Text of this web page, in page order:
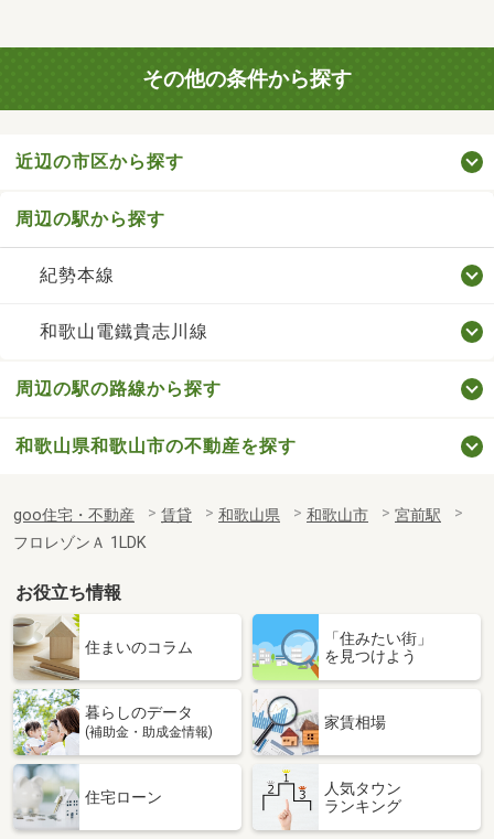
その他の条件から探す
近辺の市区から探す
周辺の駅から探す
紀勢本線
和歌山電鐵貴志川線
周辺の駅の路線から探す
和歌山県和歌山市の不動産を探す
goo住宅・不動産 賃貸 和歌山県 和歌山市
宮前駅
フロレゾンＡ 1LDK
お役立ち情報
住まいのコラム
「住みたい街」
を見つけよう
暮らしのデータ
(補助金・助成金情報)
家賃相場
住宅ローン
人気タウン
ランキング